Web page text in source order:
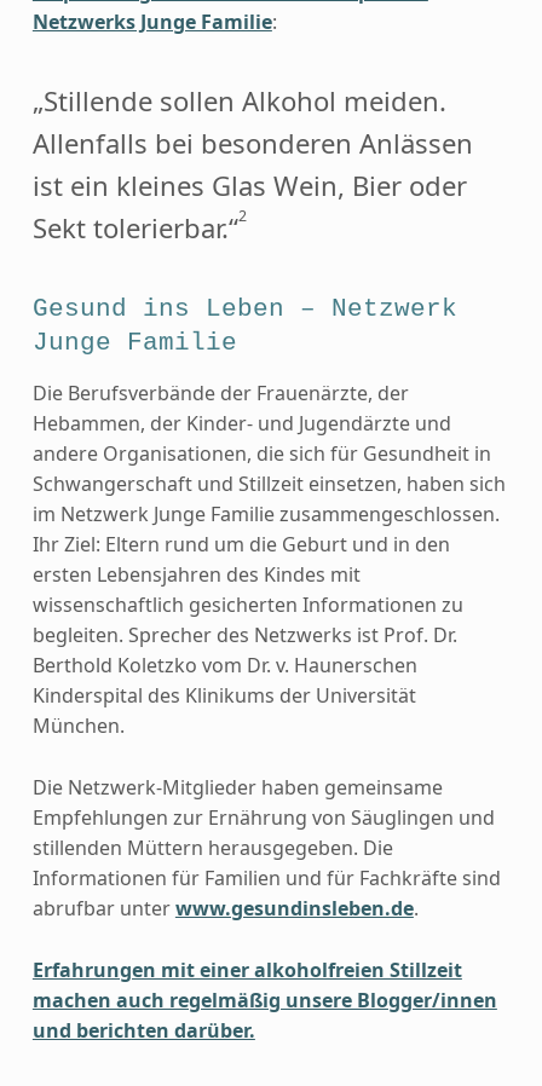
Netzwerks Junge Familie:
„Stillende sollen Alkohol meiden.
Allenfalls bei besonderen Anlässen
ist ein kleines Glas Wein, Bier oder
Sekt tolerierbar.“2
Gesund ins Leben – Netzwerk
Junge Familie
Die Berufsverbände der Frauenärzte, der
Hebammen, der Kinder- und Jugendärzte und
andere Organisationen, die sich für Gesundheit in
Schwangerschaft und Stillzeit einsetzen, haben sich
im Netzwerk Junge Familie zusammengeschlossen.
Ihr Ziel: Eltern rund um die Geburt und in den
ersten Lebensjahren des Kindes mit
wissenschaftlich gesicherten Informationen zu
begleiten. Sprecher des Netzwerks ist Prof. Dr.
Berthold Koletzko vom Dr. v. Haunerschen
Kinderspital des Klinikums der Universität
München.
Die Netzwerk-Mitglieder haben gemeinsame
Empfehlungen zur Ernährung von Säuglingen und
stillenden Müttern herausgegeben. Die
Informationen für Familien und für Fachkräfte sind
abrufbar unterwww.gesundinsleben.de.
Erfahrungen mit einer alkoholfreien Stillzeit
machen auch regelmäßig unsere Blogger/innen
und berichten darüber.